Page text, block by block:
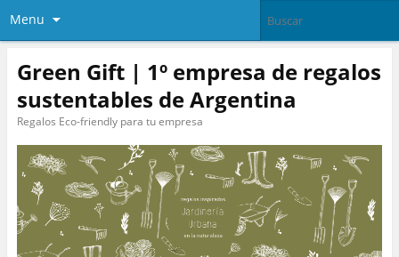
Menu
Green Gift | 1º empresa de regalos
sustentables de Argentina
Regalos Eco-friendly para tu empresa